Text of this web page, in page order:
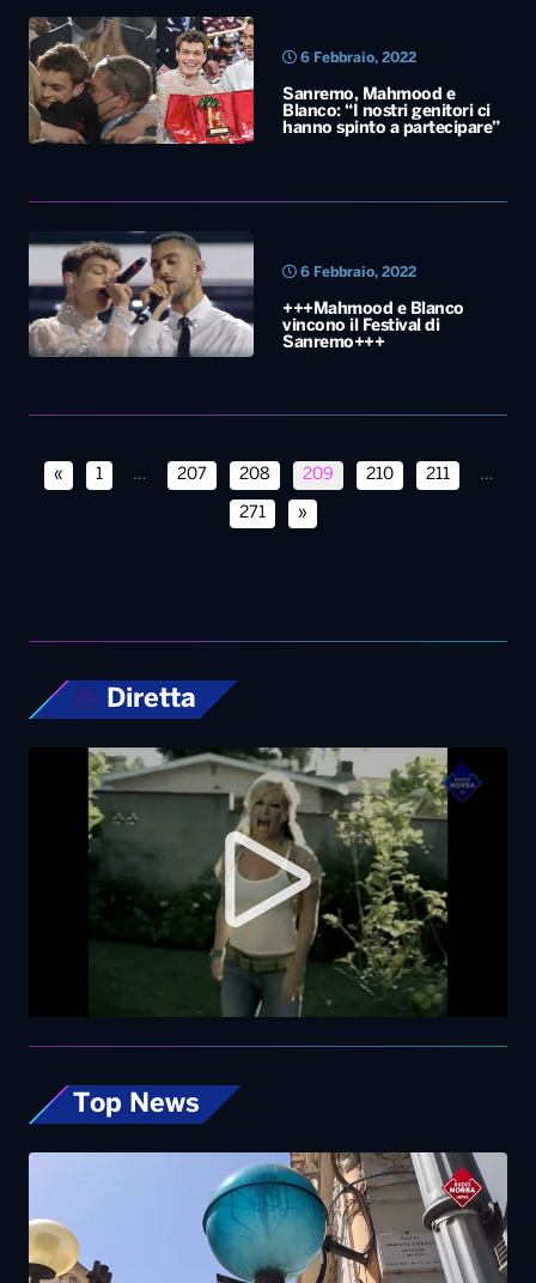
6 Febbraio, 2022
Sanremo, Mahmood e
Blanco: “I nostri genitori ci
hanno spinto a partecipare”
6 Febbraio, 2022
+++Mahmood e Blanco
vincono il Festival di
Sanremo+++
« 1 … 207 208 209 210 211 …
271 »
Diretta
Top News